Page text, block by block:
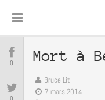
COMICS
MANGAS
0
0
Mort à
Bruce Lit
7 mars 2014
LitBullshit Detector
Delcourt
Encyclopegeek Figure Replay
Novel
image Independants